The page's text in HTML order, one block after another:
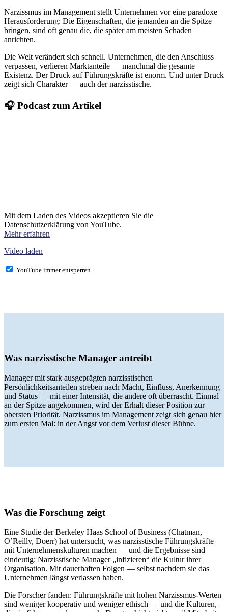
Narzissmus im Management stellt Unternehmen vor eine paradoxe
Herausforderung: Die Eigenschaften, die jemanden an die Spitze
bringen, sind oft genau die, die später am meisten Schaden
anrichten.
Die Welt verändert sich schnell. Unternehmen, die den Anschluss
verpassen, verlieren Marktanteile — manchmal die gesamte
Existenz. Der Druck auf Führungskräfte ist enorm. Und unter Druck
zeigt sich Charakter — auch der narzisstische.
🎧 Podcast zum Artikel
Mit dem Laden des Videos akzeptieren Sie die
Datenschutzerklärung von YouTube.
Mehr erfahren
Video laden
YouTube immer entsperren
Was narzisstische Manager antreibt
Manager mit stark ausgeprägten narzisstischen
Persönlichkeitsanteilen streben nach Macht, Einfluss, Anerkennung
und Status — mit einer Intensität, die andere oft überrascht. Einmal
an der Spitze angekommen, wird der Erhalt dieser Position zur
obersten Priorität. Narzissmus im Management zeigt sich genau hier
zum ersten Mal: in der Angst vor dem Verlust dieser Bühne.
Was die Forschung zeigt
Eine Studie der Berkeley Haas School of Business (Chatman,
O’Reilly, Doerr) hat untersucht, was narzisstische Führungskräfte
mit Unternehmenskulturen machen — und die Ergebnisse sind
eindeutig: Narzisstische Manager „infizieren“ die Kultur ihrer
Organisation. Mit dauerhaften Folgen — selbst nachdem sie das
Unternehmen längst verlassen haben.
Die Forscher fanden: Führungskräfte mit hohen Narzissmus-Werten
sind weniger kooperativ und weniger ethisch — und die Kulturen,